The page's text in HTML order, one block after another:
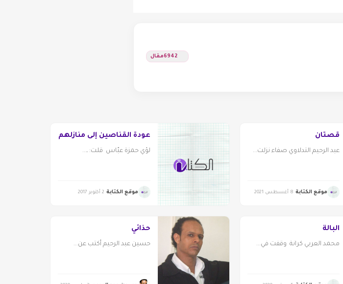
6942مقال
قصتان
عبد الرحيم التدلاوي صفاء نزلت...
موقع الكتابة 8 أغسطس 2021
عودة القنّاصين إلى منازلهم
لؤي حمزة عبّاس قلت: ـ...
موقع الكتابة 2 أكتوبر 2017
البالة
محمد العربي كرانة وقفت في...
حذائي
حسين عبد الرحيم أكتب عن...